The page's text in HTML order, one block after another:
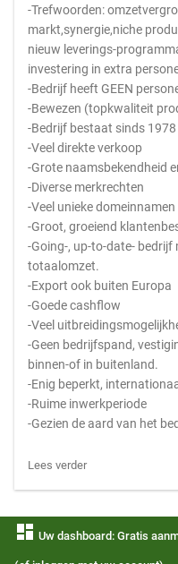
-Trefwoorden:
markt,synergie,niche
nieuw leverings-
investering in extra
-Bedrijf heeft GEEN
-Bewezen (topkwaliteit
-Bedrijf bestaat sinds
-Veel direkte verkoop
-Grote naamsbekendheid
-Diverse merkrechten
-Veel unieke domeinnamen
-Groot, groeiend
-Going-, up-to-date- bedrijf
totaalomzet.
-Export ook buiten Europa
-Goede cashflow
-Veel
-Geen bedrijfspand,
binnen-of in buitenland.
-Enig beperkt,
-Ruime inwerkperiode
-Gezien de aard van het
Lees verder
dashboard Uw dashboard: Gratis